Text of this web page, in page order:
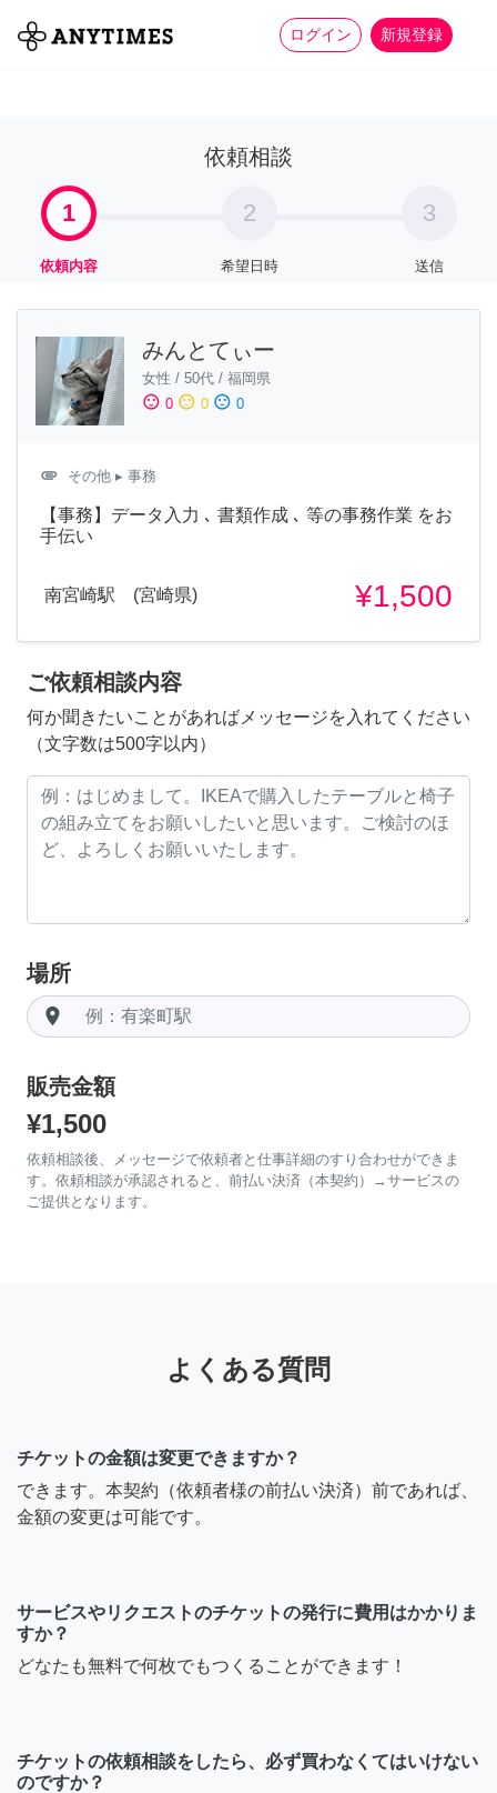
ログイン 新規登録
全て 家事 more_horiz
依頼相談
1
依頼内容
2
希望日時
3
送信
みんとてぃー
女性 / 50代 / 福岡県
sentiment_satisfied 0 sentiment_neutral 0 sentiment_dissatisfied 0
attachment その他 ▸ 事務
【事務】データ入力 ､ 書類作成 ､ 等の事務作業 をお
手伝い
南宮崎駅 (宮崎県) ¥1,500
ご依頼相談内容
何か聞きたいことがあればメッセージを入れてください
（文字数は500字以内）
場所
room
販売金額
¥1,500
依頼相談後、メッセージで依頼者と仕事詳細のすり合わせができま
す。依頼相談が承認されると、前払い決済（本契約）→サービスの
ご提供となります。
よくある質問
チケットの金額は変更できますか？
できます。本契約（依頼者様の前払い決済）前であれば、
金額の変更は可能です。
サービスやリクエストのチケットの発行に費用はかかりま
すか？
どなたも無料で何枚でもつくることができます！
チケットの依頼相談をしたら、必ず買わなくてはいけない
のですか？